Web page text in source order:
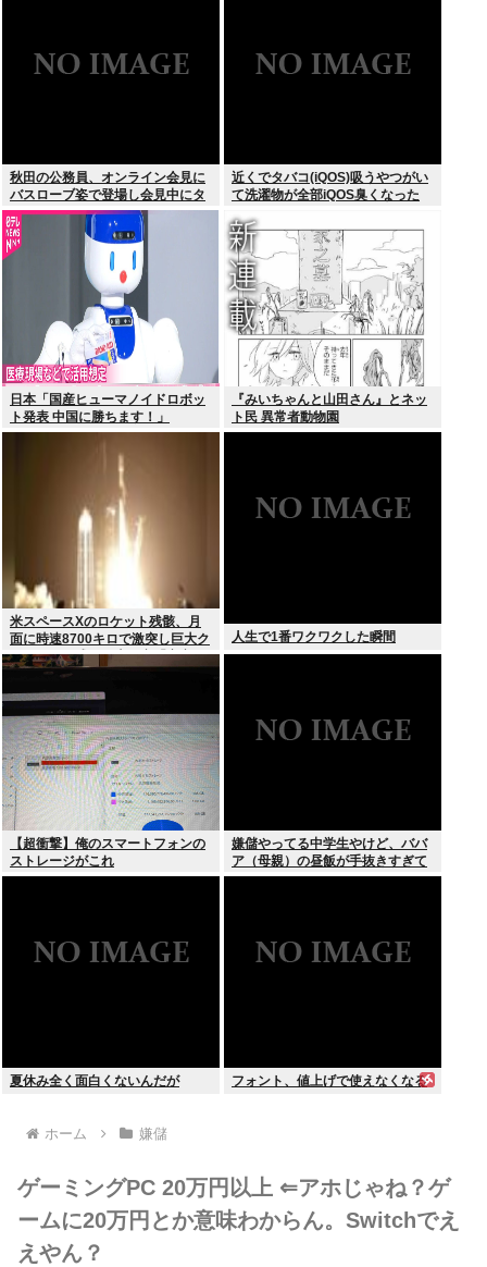
秋田の公務員、オンライン会見に
バスローブ姿で登場し会見中にタ
バコを吸う←あのさあ！
近くでタバコ(iQOS)吸うやつがい
て洗濯物が全部iQOS臭くなった
日本「国産ヒューマノイドロボッ
ト発表 中国に勝ちます！」
youtubeで1万いいね
『みいちゃんと山田さん』とネッ
ト民 異常者動物園
米スペースXのロケット残骸、月
面に時速8700キロで激突し巨大ク
レーター形成か…専門家「宇宙ご
み処分に無頓着」
人生で1番ワクワクした瞬間
【超衝撃】俺のスマートフォンの
ストレージがこれ
嫌儲やってる中学生やけど、ババ
ア（母親）の昼飯が手抜きすぎて
キレそう
夏休み全く面白くないんだが フォント、値上げで使えなくなる
ホーム 嫌儲
ゲーミングPC 20万円以上 ⇐アホじゃね？ゲ
ームに20万円とか意味わからん。Switchでえ
えやん？